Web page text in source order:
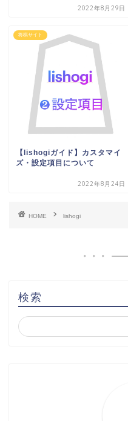
2022年8月29日
将棋サイト
【lishogiガイド】カスタマイ
ズ・設定項目について
2022年8月24日
HOME lishogi
検索